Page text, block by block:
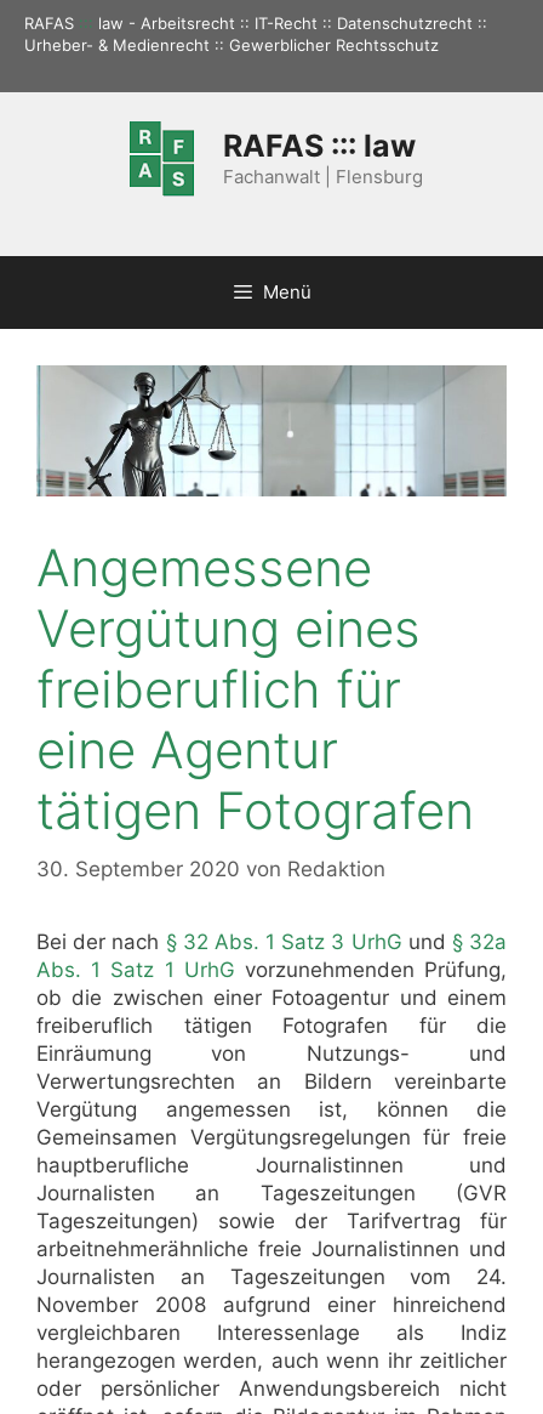
Zum
Inhalt
RAFAS ::: law - Arbeitsrecht :: IT-Recht :: Datenschutzrecht ::
Urheber- & Medienrecht :: Gewerblicher Rechtsschutz
RAFAS ::: law
Fachanwalt | Flensburg
Menü
Angemessene
Vergütung eines
freiberuflich für
eine Agentur
tätigen Fotografen
30. September 2020 von Redaktion
Bei der nach § 32 Abs. 1 Satz 3 UrhG und § 32a
Abs. 1 Satz 1 UrhG vorzunehmenden Prüfung,
ob die zwischen einer Fotoagentur und einem
freiberuflich tätigen Fotografen für die
Einräumung von Nutzungs- und
Verwertungsrechten an Bildern vereinbarte
Vergütung angemessen ist, können die
Gemeinsamen Vergütungsregelungen für freie
hauptberufliche Journalistinnen und
Journalisten an Tageszeitungen (GVR
Tageszeitungen) sowie der Tarifvertrag für
arbeitnehmerähnliche freie Journalistinnen und
Journalisten an Tageszeitungen vom 24.
November 2008 aufgrund einer hinreichend
vergleichbaren Interessenlage als Indiz
herangezogen werden, auch wenn ihr zeitlicher
oder persönlicher Anwendungsbereich nicht